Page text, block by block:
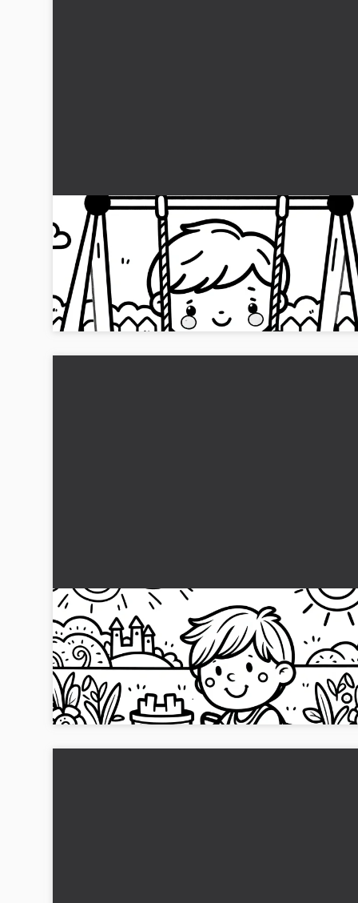
Dreng svinger: Farvelægningsark til download
(Gratis)
Glædeligt malebillede af en dreng, der gynger. Høj kvalitet
gratis download. Start dit kreative projekt og download det
nu!...
Dreng leger i sandkassen på legepladsen:
Malebog til download (Gratis)
Gratis skabelon af en dreng i sandkassen som malebillede.
Højtopløseligt JPG til download. Bare klik og oplev sjov med
farver!...